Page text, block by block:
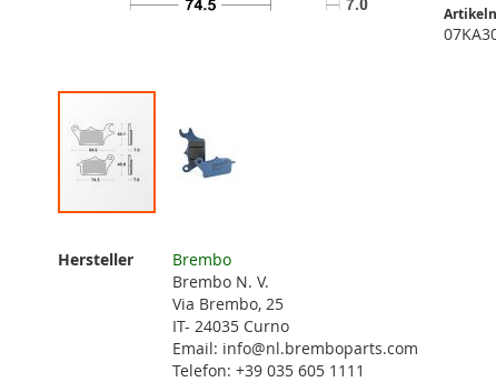
der
Weitere
Hersteller
Brembo
Brembo N. V.
Via Brembo, 25
IT- 24035 Curno
Email: info@nl.bremboparts.com
Telefon: +39 035 605 1111